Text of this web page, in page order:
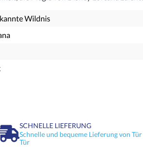
Wildnis
SCHNELLE LIEFERUNG
Schnelle und bequeme Lieferung von Tür
Tür